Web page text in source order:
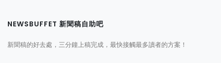
NEWSBUFFET 新聞稿自助吧
新聞稿的好去處，三分鐘上稿完成，最快接觸最多讀者的方案！